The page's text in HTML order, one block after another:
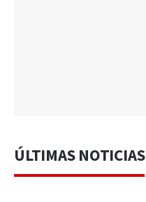
ÚLTIMAS NOTICIAS